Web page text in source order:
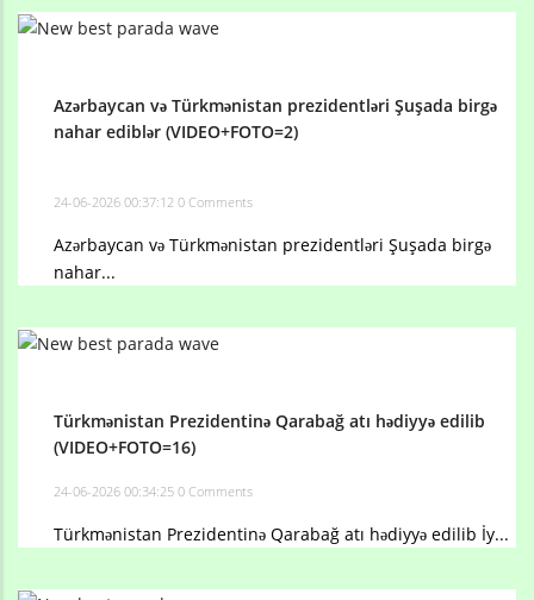
Azərbaycan və Türkmənistan prezidentləri Şuşada birgə
nahar ediblər (VIDEO+FOTO=2)
24-06-2026 00:37:12 0 Comments
Azərbaycan və Türkmənistan prezidentləri Şuşada birgə
nahar...
Türkmənistan Prezidentinə Qarabağ atı hədiyyə edilib
(VIDEO+FOTO=16)
24-06-2026 00:34:25 0 Comments
Türkmənistan Prezidentinə Qarabağ atı hədiyyə edilib İy...